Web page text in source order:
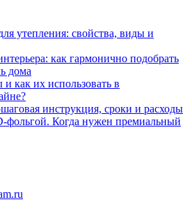
утепления: свойства, виды и
как гармонично подобрать
дома
и как их использовать в
инструкция, сроки и расходы
фольгой. Когда нужен премиальный